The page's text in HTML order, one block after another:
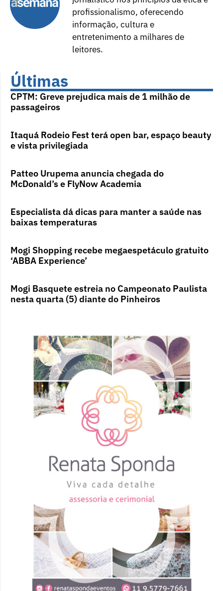
profissionalismo, oferecendo
informação, cultura e
entretenimento a milhares de
leitores.
Últimas
CPTM: Greve prejudica mais de 1 milhão de
passageiros
Itaquá Rodeio Fest terá open bar, espaço beauty
e vista privilegiada
Patteo Urupema anuncia chegada do
McDonald’s e FlyNow Academia
Especialista dá dicas para manter a saúde nas
baixas temperaturas
Mogi Shopping recebe megaespetáculo gratuito
‘ABBA Experience’
Mogi Basquete estreia no Campeonato Paulista
nesta quarta (5) diante do Pinheiros